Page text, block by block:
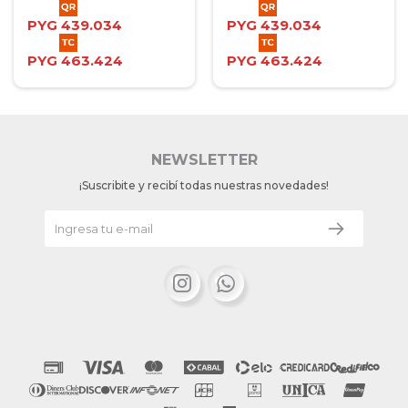
PYG 439.034
PYG 463.424
PYG 439.034
PYG 463.424
NEWSLETTER
¡Suscribite y recibí todas nuestras novedades!
 